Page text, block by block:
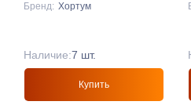
Бренд: Хортум
Наличие:7 шт.
Купить